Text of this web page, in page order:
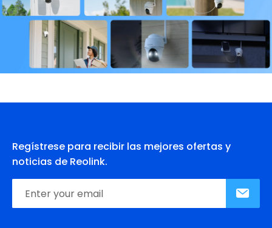
Regístrese para recibir las mejores ofertas y
noticias de Reolink.